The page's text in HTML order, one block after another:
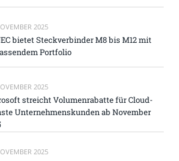
2025
bietet Steckverbinder M8 bis M12 mit
Portfolio
2025
streicht Volumenrabatte für Cloud-
Unternehmenskunden ab November
2025